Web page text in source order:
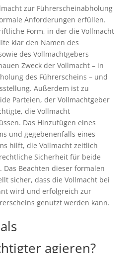
zur Führerscheinabholung
Anforderungen erfüllen.
Form, in der die Vollmacht
klar den Namen des
des Vollmachtgebers
Zweck der Vollmacht – in
des Führerscheins – und
Außerdem ist zu
Parteien, der Vollmachtgeber
die Vollmacht
Das Hinzufügen eines
und gegebenenfalls eines
hilft, die Vollmacht zeitlich
Sicherheit für beide
Das Beachten dieser formalen
sicher, dass die Vollmacht bei
wird und erfolgreich zur
genutzt werden kann.
agieren?